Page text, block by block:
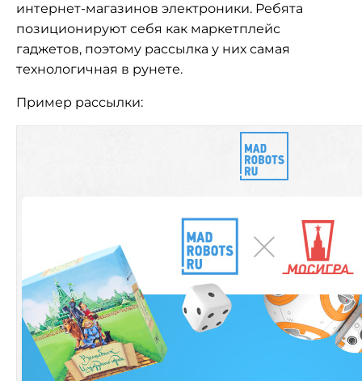
интернет-магазинов электроники. Ребята
позиционируют себя как маркетплейс
гаджетов, поэтому рассылка у них самая
технологичная в рунете.
Пример рассылки: